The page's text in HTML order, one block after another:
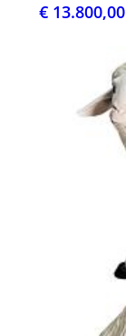
€ 13.800,00